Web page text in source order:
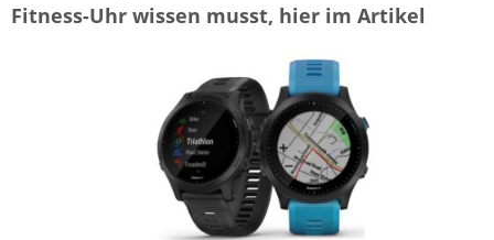
Fitness-Uhr wissen musst, hier im Artikel